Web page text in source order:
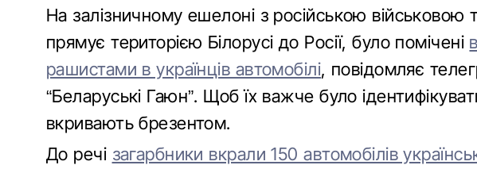
На залізничному ешелоні з російською військовою
прямує територією Білорусі до Росії, було помічені
рашистами в українців автомобілі, повідомляє
“Беларуські Гаюн”. Щоб їх важче було
вкривають брезентом.
До речі загарбники вкрали 150 автомобілів